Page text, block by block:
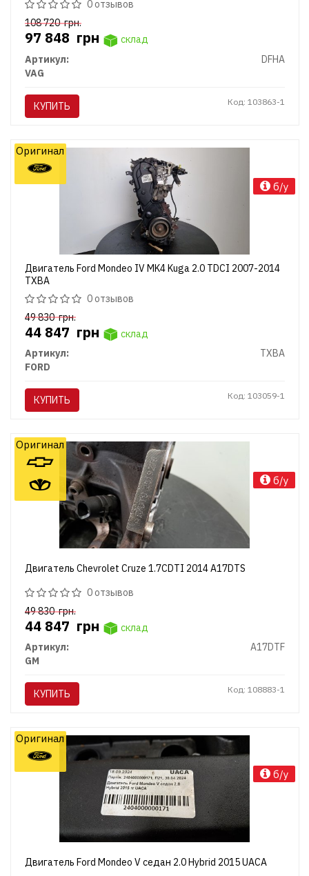
0 отзывов
108 720грн.
97 848 грн
склад
Артикул:
DFHA
VAG
КУПИТЬ Код: 103863-1
Двигатель Ford Mondeo IV MK4 Kuga 2.0 TDCI 2007-2014
TXBA
0 отзывов
49 830грн.
44 847 грн
склад
Артикул:
TXBA
FORD
КУПИТЬ Код: 103059-1
Оригинал
б/у
Двигатель Chevrolet Cruze 1.7CDTI 2014 A17DTS
0 отзывов
49 830грн.
44 847 грн
склад
Артикул:
A17DTF
GM
КУПИТЬ Код: 108883-1
Оригинал
б/у
Двигатель Ford Mondeo V седан 2.0 Hybrid 2015 UACA
Оригинал
б/у